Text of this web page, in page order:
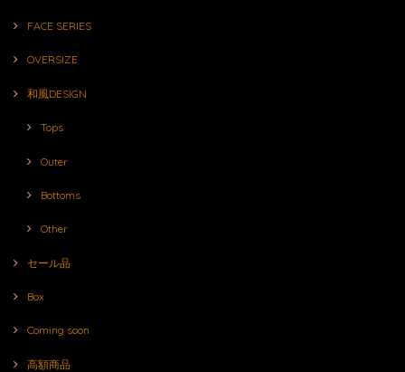
FACE SERIES
OVERSIZE
和風DESIGN
Tops
Outer
Bottoms
Other
セール品
Box
Coming soon
高額商品